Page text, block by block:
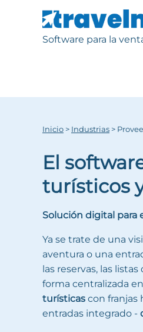
Software para la
Inicio > Industrias >
El
turísticos
Solución digital para
Ya se trate de una
aventura o una
las reservas, las
forma centralizada
turísticas con franjas
entradas integrado -